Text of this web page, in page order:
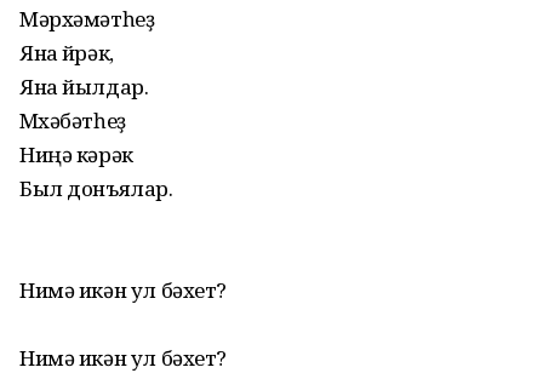
Мәрхәмәтһеҙ
Яна йөрәк,
Яна йылдар.
Мөхәбәтһеҙ
Ниңә кәрәк
Был донъялар.
Нимә икән ул бәхет?
Нимә икән ул бәхет?